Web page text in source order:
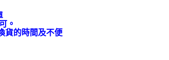
。
貨的時間及不便